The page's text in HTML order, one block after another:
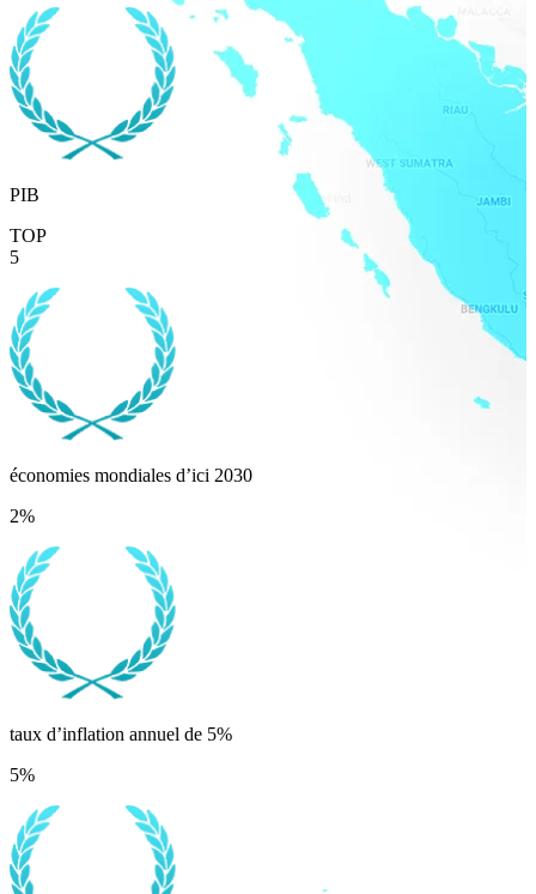
PIB
TOP
5
économies mondiales d’ici 2030
2%
taux d’inflation annuel de 5%
5%